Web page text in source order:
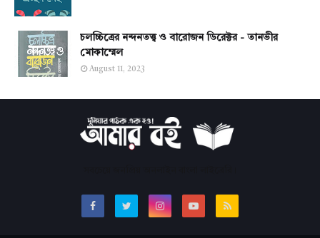
চলচ্চিত্রের নন্দনতত্ত্ব ও বারোজন ডিরেক্টর - তানভীর
মোকাম্মেল
August 11, 2023